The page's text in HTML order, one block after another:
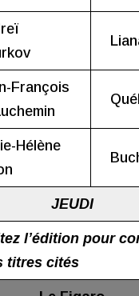
François
Hélène
JEUDI
l’édition pour
titres cités